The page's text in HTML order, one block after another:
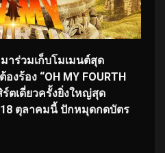
าร่วมเก็บโมเมนต์สุด
งร้อง “OH MY FOURTH
ร์ตเดี่ยวครั้งยิ่งใหญ่สุด
ตุลาคมนี้ ปักหมุดกดบัตร